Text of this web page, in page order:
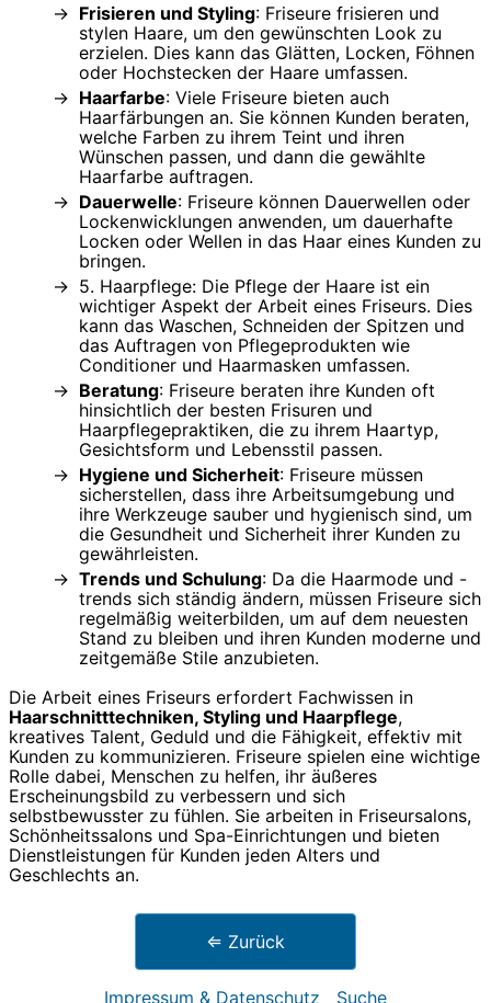
Frisieren und Styling: Friseure frisieren und
stylen Haare, um den gewünschten Look zu
erzielen. Dies kann das Glätten, Locken, Föhnen
oder Hochstecken der Haare umfassen.
Haarfarbe: Viele Friseure bieten auch
Haarfärbungen an. Sie können Kunden beraten,
welche Farben zu ihrem Teint und ihren
Wünschen passen, und dann die gewählte
Haarfarbe auftragen.
Dauerwelle: Friseure können Dauerwellen oder
Lockenwicklungen anwenden, um dauerhafte
Locken oder Wellen in das Haar eines Kunden zu
bringen.
5. Haarpflege: Die Pflege der Haare ist ein
wichtiger Aspekt der Arbeit eines Friseurs. Dies
kann das Waschen, Schneiden der Spitzen und
das Auftragen von Pflegeprodukten wie
Conditioner und Haarmasken umfassen.
Beratung: Friseure beraten ihre Kunden oft
hinsichtlich der besten Frisuren und
Haarpflegepraktiken, die zu ihrem Haartyp,
Gesichtsform und Lebensstil passen.
Hygiene und Sicherheit: Friseure müssen
sicherstellen, dass ihre Arbeitsumgebung und
ihre Werkzeuge sauber und hygienisch sind, um
die Gesundheit und Sicherheit ihrer Kunden zu
gewährleisten.
Trends und Schulung: Da die Haarmode und -
trends sich ständig ändern, müssen Friseure sich
regelmäßig weiterbilden, um auf dem neuesten
Stand zu bleiben und ihren Kunden moderne und
zeitgemäße Stile anzubieten.
Die Arbeit eines Friseurs erfordert Fachwissen in
Haarschnitttechniken, Styling und Haarpflege,
kreatives Talent, Geduld und die Fähigkeit, effektiv mit
Kunden zu kommunizieren. Friseure spielen eine wichtige
Rolle dabei, Menschen zu helfen, ihr äußeres
Erscheinungsbild zu verbessern und sich
selbstbewusster zu fühlen. Sie arbeiten in Friseursalons,
Schönheitssalons und Spa-Einrichtungen und bieten
Dienstleistungen für Kunden jeden Alters und
Geschlechts an.
⇐ Zurück
Impressum & Datenschutz Suche